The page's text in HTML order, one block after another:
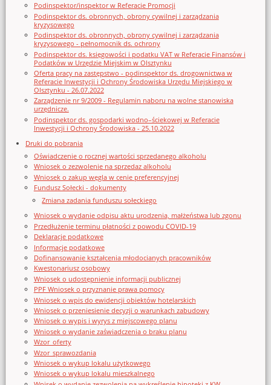
Podinspektor/inspektor w Referacie Promocji
Podinspektor ds. obronnych, obrony cywilnej i zarządzania
kryzysowego
Podinspektor ds. obronnych, obrony cywilnej i zarządzania
kryzysowego - pełnomocnik ds. ochrony
Podinspektor ds. księgowości i podatku VAT w Referacie Finansów i
Podatków w Urzędzie Miejskim w Olsztynku
Oferta pracy na zastępstwo - podinspektor ds. drogownictwa w
Referacie Inwestycji i Ochrony Środowiska Urzędu Miejskiego w
Olsztynku - 26.07.2022
Zarządzenie nr 9/2009 - Regulamin naboru na wolne stanowiska
urzędnicze.
Podinspektor ds. gospodarki wodno–ściekowej w Referacie
Inwestycji i Ochrony Środowiska - 25.10.2022
Druki do pobrania
Oświadczenie o rocznej wartości sprzedanego alkoholu
Wniosek o zezwolenie na sprzedaz alkoholu
Wniosek o zakup węgla w cenie preferencyjnej
Fundusz Sołecki - dokumenty
Zmiana zadania funduszu sołeckiego
Wniosek o wydanie odpisu aktu urodzenia, małżeństwa lub zgonu
Przedłużenie terminu płatności z powodu COVID-19
Deklaracje podatkowe
Informacje podatkowe
Dofinansowanie kształcenia młodocianych pracowników
Kwestonariusz osobowy
Wniosek o udostępnienie informacji publicznej
PPF Wniosek o przyznanie prawa pomocy
Wniosek o wpis do ewidencji obiektów hotelarskich
Wniosek o przeniesienie decyzji o warunkach zabudowy
Wniosek o wypis i wyrys z miejscowego planu
Wniosek o wydanie zaświadczenia o braku planu
Wzor_oferty
Wzor_sprawozdania
Wniosek o wykup lokalu użytkowego
Wniosek o wykup lokalu mieszkalnego